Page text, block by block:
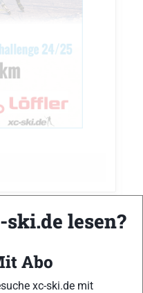
Leistung
lesen?
Abo
xc-ski.de mit